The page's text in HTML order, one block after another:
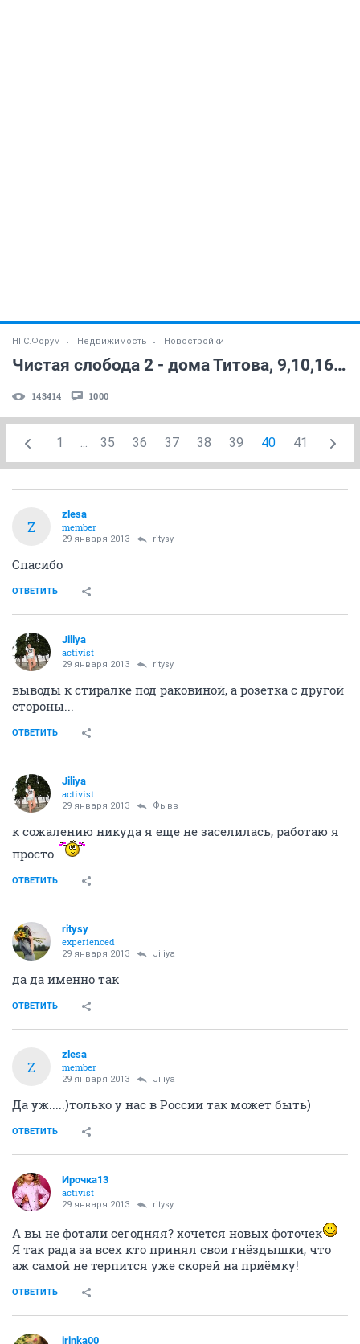
НГС.Форум Недвижимость Новостройки
Чистая слобода 2 - дома Титова, 9,10,16,17 стр. (часть 9)
143414 1000
1 ... 35 36 37 38 39 40 41
Z
zlesa
member
29 января 2013 ritysy
Спасибо
ОТВЕТИТЬ
Jiliya
activist
29 января 2013 ritysy
выводы к стиралке под раковиной, а розетка с другой
стороны...
ОТВЕТИТЬ
Jiliya
activist
29 января 2013 Фывв
к сожалению никуда я еще не заселилась, работаю я
просто
ОТВЕТИТЬ
ritysy
experienced
29 января 2013 Jiliya
да да именно так
ОТВЕТИТЬ
Z
zlesa
member
29 января 2013 Jiliya
Да уж.....)только у нас в России так может быть)
ОТВЕТИТЬ
Ирочка13
activist
29 января 2013 ritysy
А вы не фотали сегодняя? хочется новых фоточек
Я так рада за всех кто принял свои гнёздышки, что
аж самой не терпится уже скорей на приёмку!
ОТВЕТИТЬ
irinka00